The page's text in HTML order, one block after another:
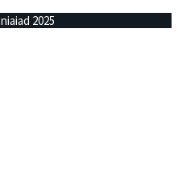
2025